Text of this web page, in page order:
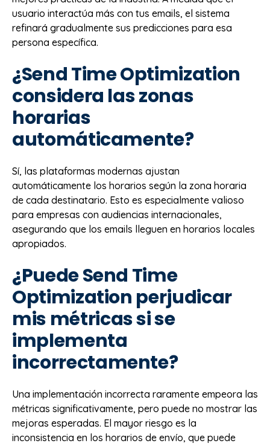
usuario interactúa más con tus emails, el sistema
refinará gradualmente sus predicciones para esa
persona específica.
¿Send Time Optimization
considera las zonas
horarias
automáticamente?
Sí, las plataformas modernas ajustan
automáticamente los horarios según la zona horaria
de cada destinatario. Esto es especialmente valioso
para empresas con audiencias internacionales,
asegurando que los emails lleguen en horarios locales
apropiados.
¿Puede Send Time
Optimization perjudicar
mis métricas si se
implementa
incorrectamente?
Una implementación incorrecta raramente empeora las
métricas significativamente, pero puede no mostrar las
mejoras esperadas. El mayor riesgo es la
inconsistencia en los horarios de envío, que puede